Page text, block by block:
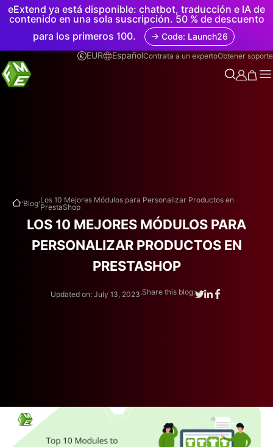
eExtend ya está disponible: chatbot, traducción e IA de
contenido en una sola suscripción. 50 % de descuento
para los primeros 100.
→ Code: Launch26
EUR
EspañolContrata a un expertoObtener soporte
.Blog.Los 10 Mejores Módulos para Personalizar Productos en
PrestaShop
LOS 10 MEJORES MÓDULOS PARA
PERSONALIZAR PRODUCTOS EN
PRESTASHOP
Updated on: July 13, 2023.Share this blog: